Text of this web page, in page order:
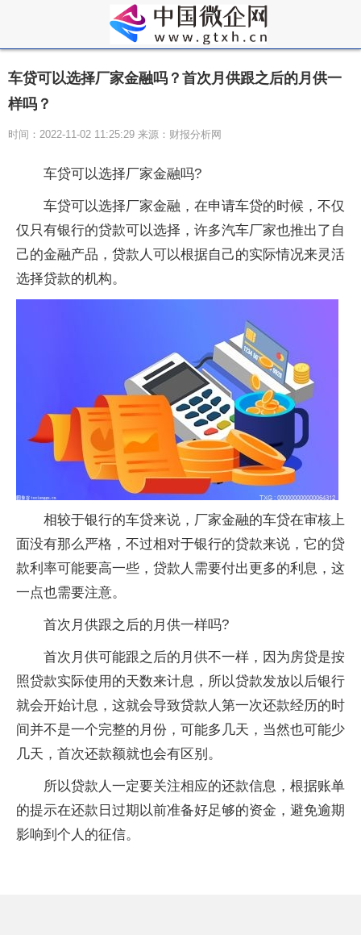
车贷可以选择厂家金融吗？首次月供跟之后的月供一
样吗？
时间：2022-11-02 11:25:29 来源：财报分析网
车贷可以选择厂家金融吗?
车贷可以选择厂家金融，在申请车贷的时候，不仅
仅只有银行的贷款可以选择，许多汽车厂家也推出了自
己的金融产品，贷款人可以根据自己的实际情况来灵活
选择贷款的机构。
相较于银行的车贷来说，厂家金融的车贷在审核上
面没有那么严格，不过相对于银行的贷款来说，它的贷
款利率可能要高一些，贷款人需要付出更多的利息，这
一点也需要注意。
首次月供跟之后的月供一样吗?
首次月供可能跟之后的月供不一样，因为房贷是按
照贷款实际使用的天数来计息，所以贷款发放以后银行
就会开始计息，这就会导致贷款人第一次还款经历的时
间并不是一个完整的月份，可能多几天，当然也可能少
几天，首次还款额就也会有区别。
所以贷款人一定要关注相应的还款信息，根据账单
的提示在还款日过期以前准备好足够的资金，避免逾期
影响到个人的征信。